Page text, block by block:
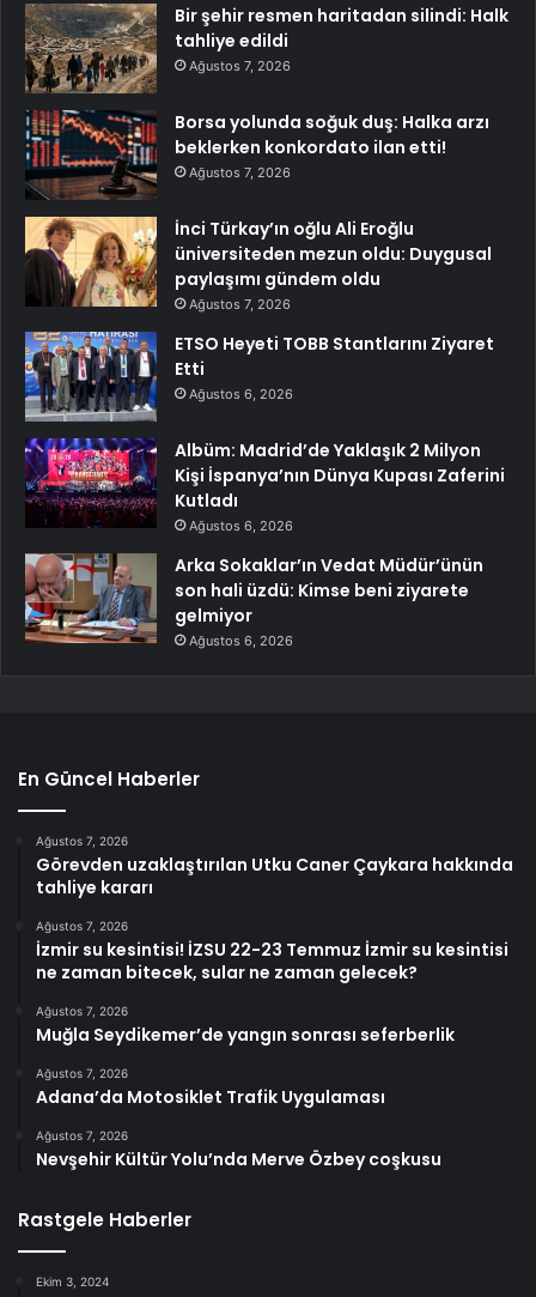
Bir şehir resmen haritadan silindi: Halk
tahliye edildi
Ağustos 7, 2026
Borsa yolunda soğuk duş: Halka arzı
beklerken konkordato ilan etti!
Ağustos 7, 2026
İnci Türkay’ın oğlu Ali Eroğlu
üniversiteden mezun oldu: Duygusal
paylaşımı gündem oldu
Ağustos 7, 2026
ETSO Heyeti TOBB Stantlarını Ziyaret
Etti
Ağustos 6, 2026
Albüm: Madrid’de Yaklaşık 2 Milyon
Kişi İspanya’nın Dünya Kupası Zaferini
Kutladı
Ağustos 6, 2026
Arka Sokaklar’ın Vedat Müdür’ünün
son hali üzdü: Kimse beni ziyarete
gelmiyor
Ağustos 6, 2026
En Güncel Haberler
Ağustos 7, 2026
Görevden uzaklaştırılan Utku Caner Çaykara hakkında
tahliye kararı
Ağustos 7, 2026
İzmir su kesintisi! İZSU 22-23 Temmuz İzmir su kesintisi
ne zaman bitecek, sular ne zaman gelecek?
Ağustos 7, 2026
Muğla Seydikemer’de yangın sonrası seferberlik
Ağustos 7, 2026
Adana’da Motosiklet Trafik Uygulaması
Ağustos 7, 2026
Nevşehir Kültür Yolu’nda Merve Özbey coşkusu
Rastgele Haberler
Ekim 3, 2024